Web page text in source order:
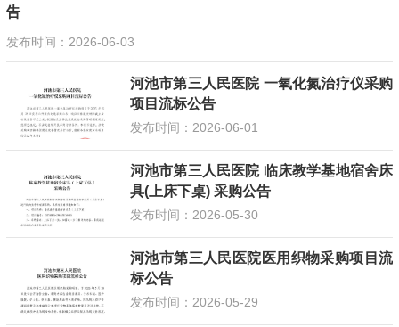
告
发布时间：2026-06-03
河池市第三人民医院 一氧化氮治疗仪采购
项目流标公告
发布时间：2026-06-01
河池市第三人民医院 临床教学基地宿舍床
具(上床下桌) 采购公告
发布时间：2026-05-30
河池市第三人民医院医用织物采购项目流
标公告
发布时间：2026-05-29